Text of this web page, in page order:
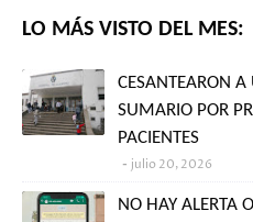
LO MÁS VISTO DEL MES:
CESANTEARON
SUMARIO POR
PACIENTES
julio 20, 2026
NO HAY ALERTA